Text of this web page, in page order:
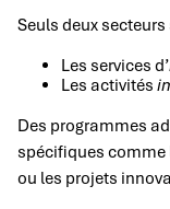
Seuls deux
Les services d’
Les activités
Des programmes
spécifiques comme
ou les projets